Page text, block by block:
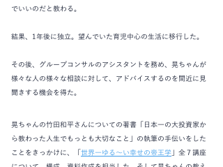
でいいのだと教わる。
結果、1年後に独立。望んでいた育児中心の生活に移行した。
その後、グループコンサルのアシスタントを務め、晃ちゃんが
様々な人の様々な相談に対して、アドバイスするのを間近に見
聞きする機会を得た。
晃ちゃんの竹田和平さんについての著書「日本一の大投資家か
ら教わった人生でもっとも大切なこと」の執筆の手伝いをした
ことをきっかけに、「 世界一ゆる〜い幸せの帝王学 」全７講座